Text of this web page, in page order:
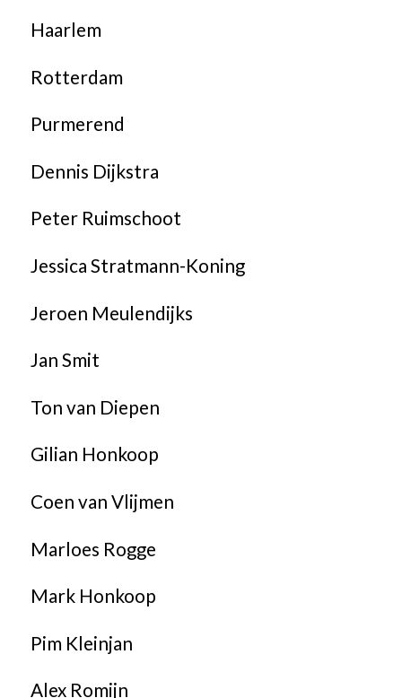
Haarlem
Rotterdam
Purmerend
Dennis Dijkstra
Peter Ruimschoot
Jessica Stratmann-Koning
Jeroen Meulendijks
Jan Smit
Ton van Diepen
Gilian Honkoop
Coen van Vlijmen
Marloes Rogge
Mark Honkoop
Pim Kleinjan
Alex Romijn